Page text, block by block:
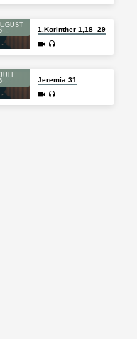
1.Korinther 1,18–29
Jeremia 31